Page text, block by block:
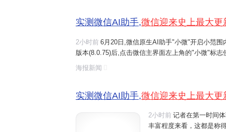
实测微信AI助手,微信迎来史上最大更
2小时前 6月20日,微信原生AI助手"小微"开启小范
版本(8.0.75)后,点击微信主界面左上角的"小微"标
启与"小微"的互动。 界面新闻记者在第一时间体
海报新闻
实测微信AI助手,微信迎来史上最大更
2小时前 记者在第一时间
丰富程度来看，这都是称